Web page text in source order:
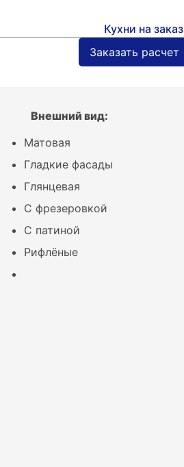
Кухни на заказ
Заказать расчет
Внешний вид:
Матовая
Гладкие фасады
Глянцевая
С фрезеровкой
С патиной
Рифлёные